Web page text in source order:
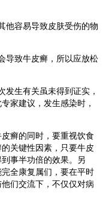
他容易导致皮肤受伤的物
导致牛皮癣，所以应放松
发生有关虽未得到证实，
家建议，发生感染时，
癣的同时，要重视饮食
关键性因素，只要牛皮
事半功倍的效果。另
全康复属们，要在平时
们交流下，不仅仅对病